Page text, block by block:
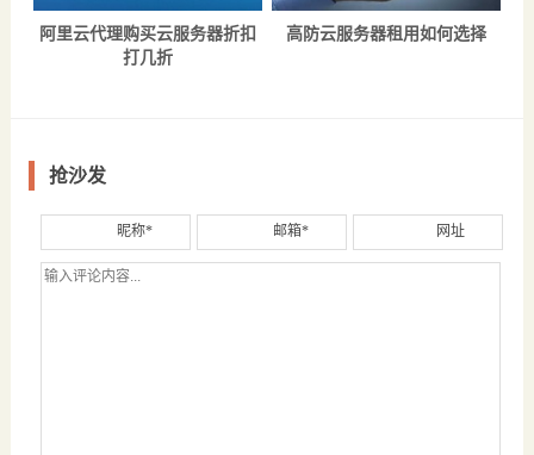
阿里云代理购买云服务器折扣
打几折
高防云服务器租用如何选择
抢沙发
昵称* 邮箱* 网址